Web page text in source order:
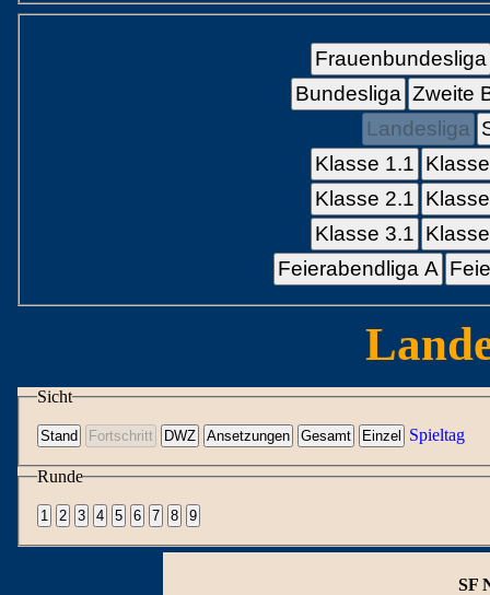
Frauenbundesliga
Bundesliga Zweite
Landesliga
Klasse 1.1
Klasse 2.1
Klasse 3.1
Feierabendliga A
Sicht
Spieltag
Runde
SF